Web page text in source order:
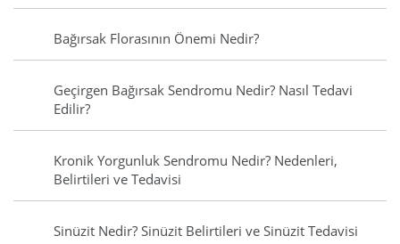
Bağırsak Florasının Önemi Nedir?
Geçirgen Bağırsak Sendromu Nedir? Nasıl Tedavi
Edilir?
Kronik Yorgunluk Sendromu Nedir? Nedenleri,
Belirtileri ve Tedavisi
Sinüzit Nedir? Sinüzit Belirtileri ve Sinüzit Tedavisi